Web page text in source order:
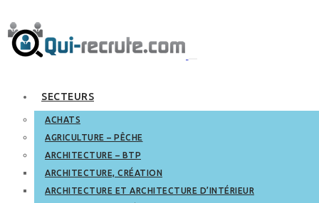
SECTEURS
ACHATS
AGRICULTURE – PÊCHE
ARCHITECTURE – BTP
ARCHITECTURE, CRÉATION
ARCHITECTURE ET ARCHITECTURE D’INTÉRIEUR